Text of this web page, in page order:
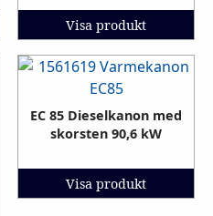
Visa produkt
EC 85 Dieselkanon med
skorsten 90,6 kW
Visa produkt